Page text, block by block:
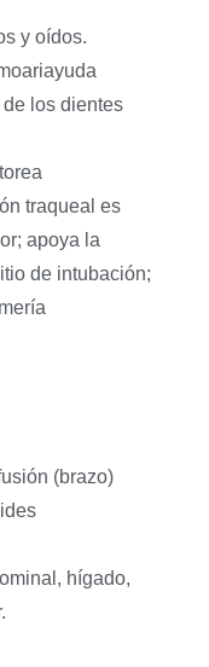
y oídos.
los dientes
traqueal es
apoya la
de intubación;
(brazo)
hígado,